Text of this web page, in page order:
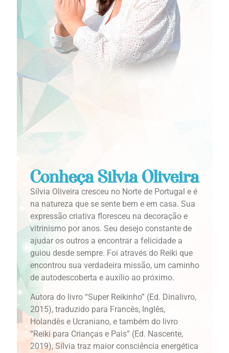
Conheça Silvia Oliveira
Sílvia Oliveira cresceu no Norte de Portugal e é
na natureza que se sente bem e em casa. Sua
expressão criativa floresceu na decoração e
vitrinismo por anos. Seu desejo constante de
ajudar os outros a encontrar a felicidade a
guiou desde sempre. Foi através do Reiki que
encontrou sua verdadeira missão, um caminho
de autodescoberta e auxílio ao próximo.
Autora do livro “Super Reikinho” (Ed. Dinalivro,
2015), traduzido para Francês, Inglês,
Holandês e Ucraniano, e também do livro
“Reiki para Crianças e Pais” (Ed. Nascente,
2019), Sílvia traz maior consciência energética